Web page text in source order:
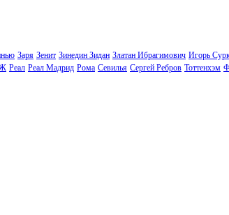
Заря Зенит Зинедин Зидан Златан Ибрагимович Игорь
Реал Реал Мадрид Рома Севилья Сергей Ребров Тоттенхэм